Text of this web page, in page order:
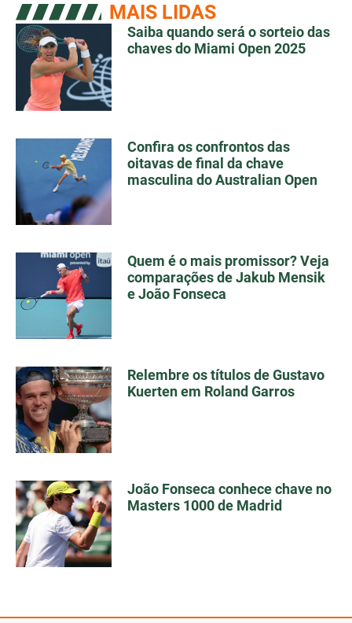
MAIS LIDAS
Saiba quando será o sorteio das
chaves do Miami Open 2025
Confira os confrontos das
oitavas de final da chave
masculina do Australian Open
Quem é o mais promissor? Veja
comparações de Jakub Mensik
e João Fonseca
Relembre os títulos de Gustavo
Kuerten em Roland Garros
João Fonseca conhece chave no
Masters 1000 de Madrid